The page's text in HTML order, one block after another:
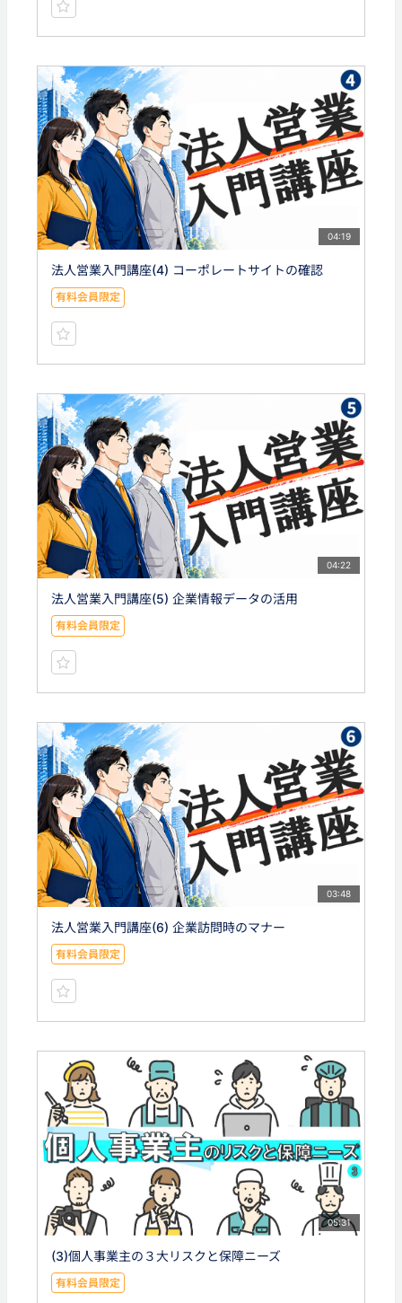
04:19
法人営業入門講座(4) コーポレートサイトの確認
有料会員限定
04:22
法人営業入門講座(5) 企業情報データの活用
有料会員限定
03:48
法人営業入門講座(6) 企業訪問時のマナー
有料会員限定
05:31
(3)個人事業主の３大リスクと保障ニーズ
有料会員限定